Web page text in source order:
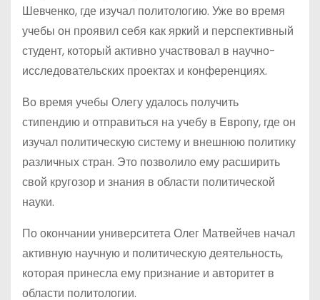
Шевченко, где изучал политологию. Уже во время
учебы он проявил себя как яркий и перспективный
студент, который активно участвовал в научно-
исследовательских проектах и конференциях.
Во время учебы Олегу удалось получить
стипендию и отправиться на учебу в Европу, где он
изучал политическую систему и внешнюю политику
различных стран. Это позволило ему расширить
свой кругозор и знания в области политической
науки.
По окончании университета Олег Матвейчев начал
активную научную и политическую деятельность,
которая принесла ему признание и авторитет в
области политологии.